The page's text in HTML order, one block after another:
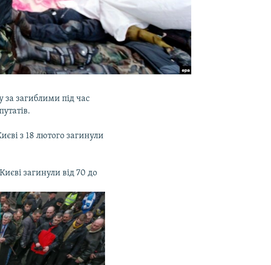
за загиблими під час
з 18 лютого загинули
загинули від 70 до